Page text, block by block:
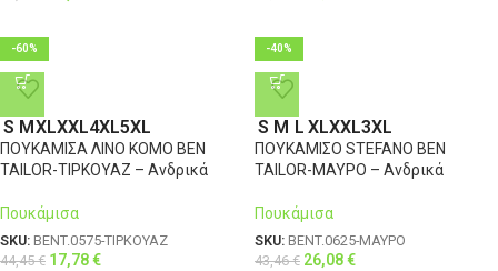
-60%
S MXLXXL4XL5XL
ΠΟΥΚΑΜΙΣΑ ΛΙΝΟ KOMO BEN
TAILOR-ΤΙΡΚΟΥΑΖ – Ανδρικά
Πουκάμισα
SKU: BENT.0575-ΤΙΡΚΟΥΑΖ
44,45€ 17,78€
-40%
S M L XLXXL3XL
ΠΟΥΚΑΜΙΣΟ STEFANO BEN
TAILOR-ΜΑΥΡΟ – Ανδρικά
Πουκάμισα
SKU: BENT.0625-ΜΑΥΡΟ
43,46€ 26,08€